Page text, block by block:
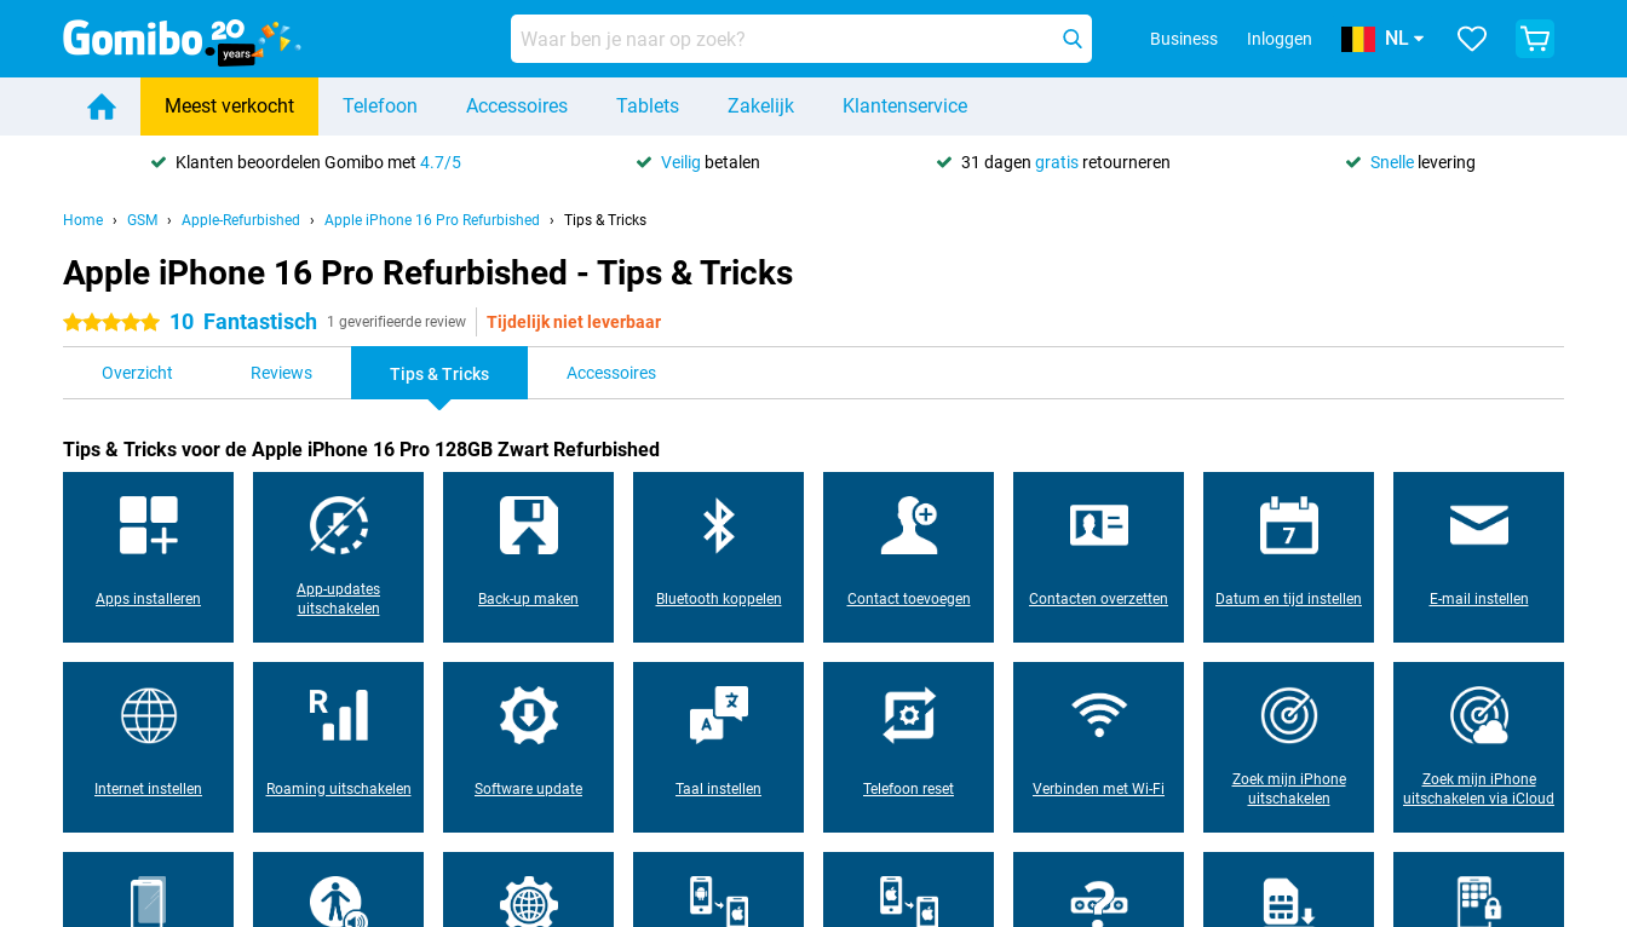
Business Inloggen NL
Meest verkocht Telefoon Accessoires Tablets Zakelijk Klantenservice
Klanten beoordelen Gomibo met 4.7/5 Veilig betalen 31 dagen gratisretourneren Snelle levering
Home GSM Apple-Refurbished Apple iPhone 16 Pro Refurbished Tips & Tricks
Apple iPhone 16 Pro Refurbished - Tips & Tricks
5 sterren 10 Fantastisch 1 geverifieerde review Tijdelijk niet leverbaar
Overzicht Reviews Tips & Tricks Accessoires
Tips & Tricks voor de Apple iPhone 16 Pro 128GB Zwart Refurbished
Apps installeren
App-updates
uitschakelen
Back-up maken Bluetooth koppelen Contact toevoegen Contacten overzetten Datum en tijd instellen E-mail instellen
Internet instellen Roaming uitschakelen Software update Taal instellen Telefoon reset Verbinden met Wi-Fi
Zoek mijn iPhone
uitschakelen
Zoek mijn iPhone
uitschakelen via iCloud